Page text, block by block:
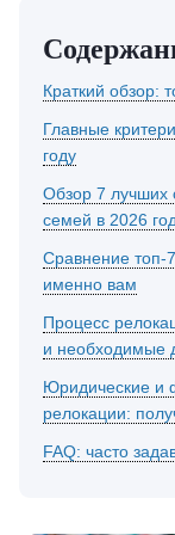
Краткий обзор:
Главные
году
Обзор 7 лучших
семей в 2026
Сравнение топ-
именно вам
Процесс
и необходимые
Юридические и
релокации:
FAQ: часто